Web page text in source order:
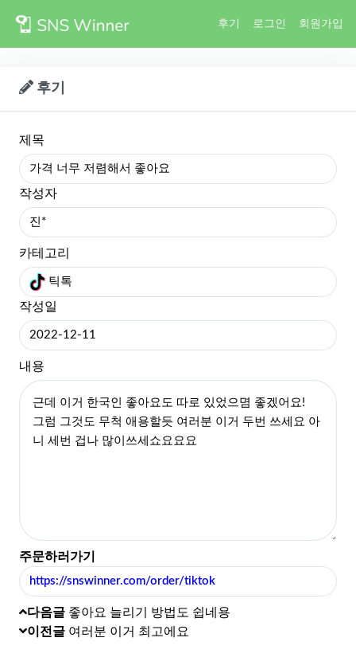
후기 로그인 회원가입
후기
제목
가격 너무 저렴해서 좋아요
작성자
진*
카테고리
틱톡
작성일
2022-12-11
내용
주문하러가기
https://snswinner.com/order/tiktok
다음글 좋아요 늘리기 방법도 쉽네용
이전글 여러분 이거 최고에요